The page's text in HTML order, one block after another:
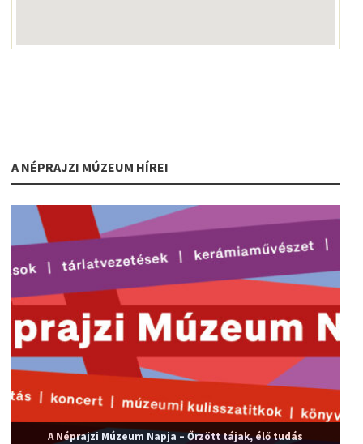
A NÉPRAJZI MÚZEUM HÍREI
A Néprajzi Múzeum Napja – Őrzött tájak, élő tudás